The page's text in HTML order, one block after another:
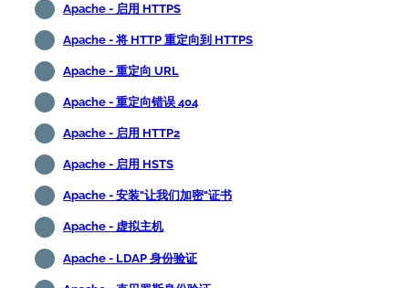
Apache - 启用 HTTPS
Apache - 将 HTTP 重定向到 HTTPS
Apache - 重定向 URL
Apache - 重定向错误 404
Apache - 启用 HTTP2
Apache - 启用 HSTS
Apache - 安装"让我们加密"证书
Apache - 虚拟主机
Apache - LDAP 身份验证